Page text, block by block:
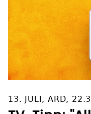
13. JULI, ARD,